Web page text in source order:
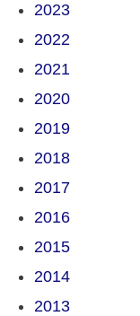
2023
2022
2021
2020
2019
2018
2017
2016
2015
2014
2013